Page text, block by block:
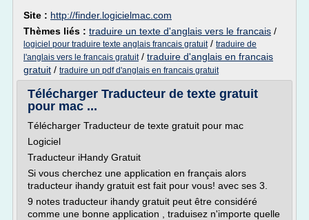
Site : http://finder.logicielmac.com
Thèmes liés : traduire un texte d'anglais vers le francais /
logiciel pour traduire texte anglais francais gratuit/ traduire de
l'anglais vers le francais gratuit/ traduire d'anglais en francais
gratuit / traduire un pdf d'anglais en francais gratuit
Télécharger Traducteur de texte gratuit
pour mac ...
Télécharger Traducteur de texte gratuit pour mac
Logiciel
Traducteur iHandy Gratuit
Si vous cherchez une application en français alors
traducteur ihandy gratuit est fait pour vous! avec ses 3.
9 notes traducteur ihandy gratuit peut être considéré
comme une bonne application , traduisez n'importe quelle